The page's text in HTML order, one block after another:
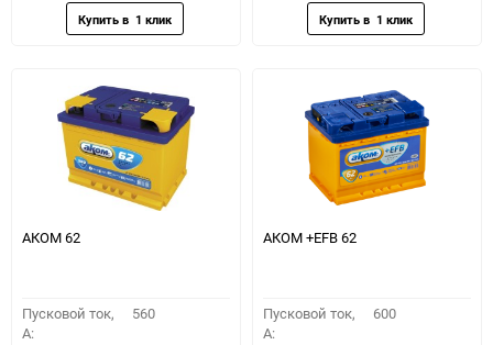
АКОМ 62
Пусковой ток,
A:
560
АКОМ +EFB 62
Пусковой ток,
A:
600